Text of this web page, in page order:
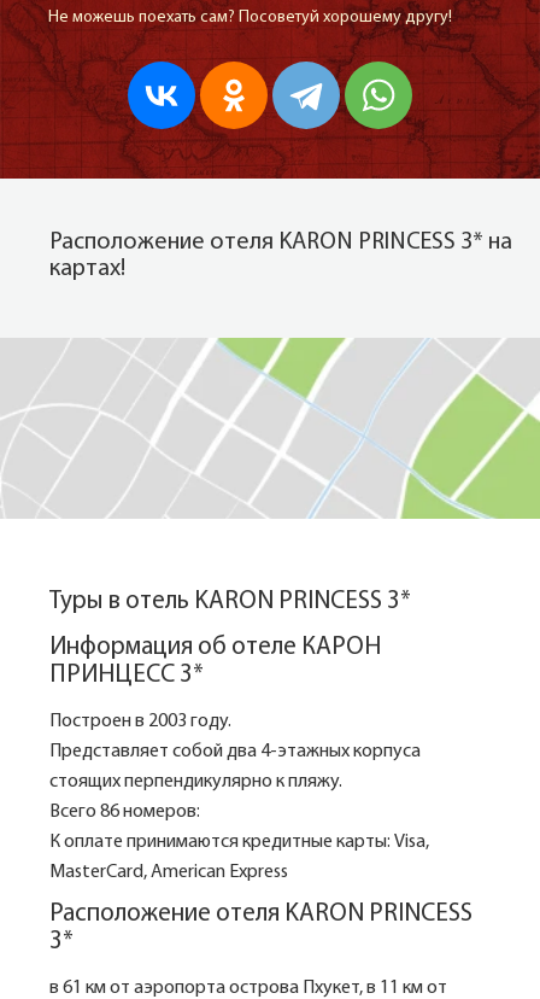
Не можешь поехать сам? Посоветуй хорошему другу!
Расположение отеля KARON PRINCESS 3* на
картах!
Показать на карте
Туры в отель KARON PRINCESS 3*
Информация об отеле КАРОН
ПРИНЦЕСС 3*
Построен в 2003 году.
Представляет собой два 4-этажных корпуса
стоящих перпендикулярно к пляжу.
Всего 86 номеров:
К оплате принимаются кредитные карты: Visa,
MasterCard, American Express
Расположение отеля KARON PRINCESS
3*
в 61 км от аэропорта острова Пхукет, в 11 км от